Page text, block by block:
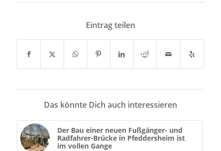
Eintrag teilen
Das könnte Dich auch interessieren
Der Bau einer neuen Fußgänger- und
Radfahrer-Brücke in Pfeddersheim ist
im vollen Gange